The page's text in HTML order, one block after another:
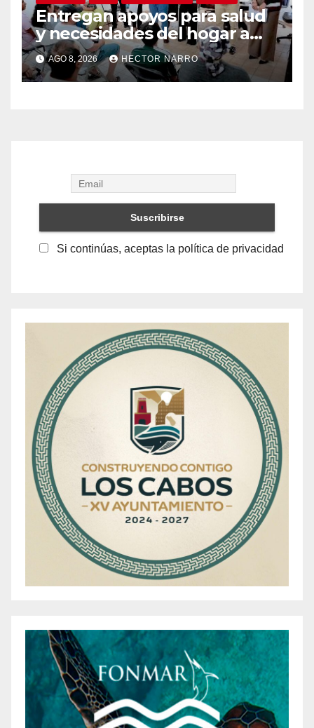
Entregan apoyos para salud
y necesidades del hogar a
familias de Cabo San Lucas
AGO 8, 2026 HECTOR NARRO
Si continúas, aceptas la política de privacidad